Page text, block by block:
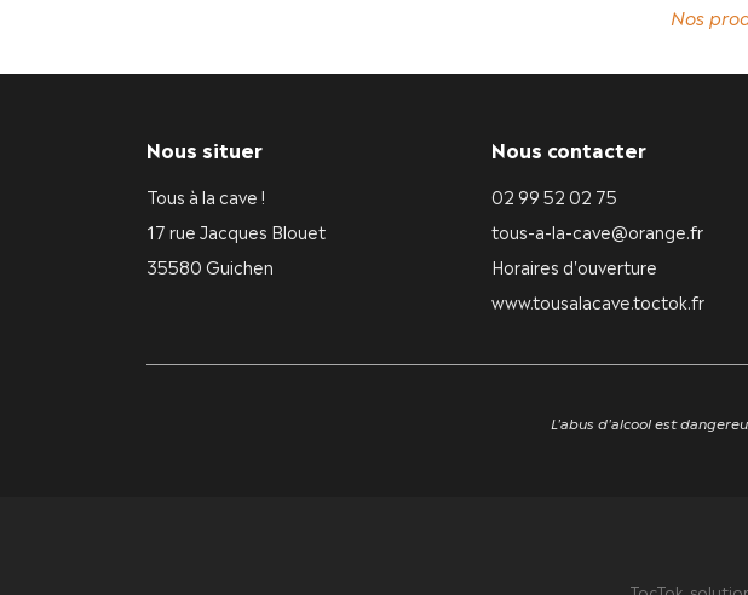
Nos
Nous situer
Tous à la cave !
17 rue Jacques Blouet
35580 Guichen
Nous contacter
02 99 52 02 75
tous-a-la-cave@orange.fr
Horaires d'ouverture
www.tousalacave.toctok.fr
L'abus d'alcool est